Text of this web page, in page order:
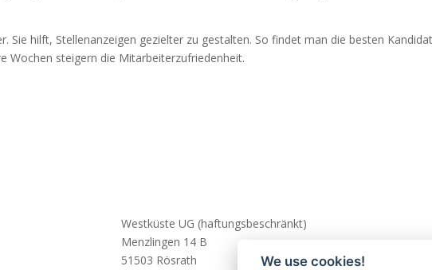
Sie hilft, Stellenanzeigen gezielter zu gestalten. So findet man die besten
Wochen steigern die Mitarbeiterzufriedenheit.
Westküste UG (haftungsbeschränkt)
Menzlingen 14 B
51503 Rösrath
We use cookies!